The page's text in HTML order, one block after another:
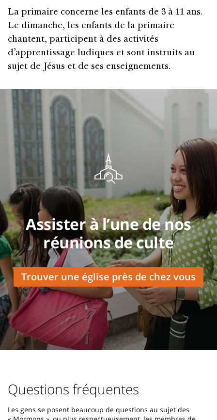
La primaire concerne les enfants de 3 à 11 ans.
Le dimanche, les enfants de la primaire
chantent, participent à des activités
d’apprentissage ludiques et sont instruits au
sujet de Jésus et de ses enseignements.
Assister à l’une de nos
réunions de culte
Trouver une église près de chez vous
Questions fréquentes
Les gens se posent beaucoup de questions au sujet des